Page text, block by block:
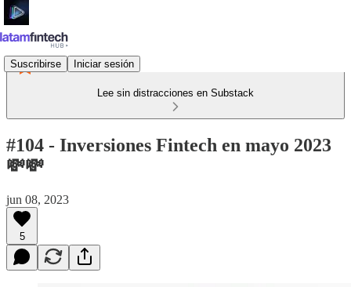
Suscribirse Iniciar sesión
Lee sin distracciones en Substack
#104 - Inversiones Fintech en mayo 2023
💸💸
jun 08, 2023
5